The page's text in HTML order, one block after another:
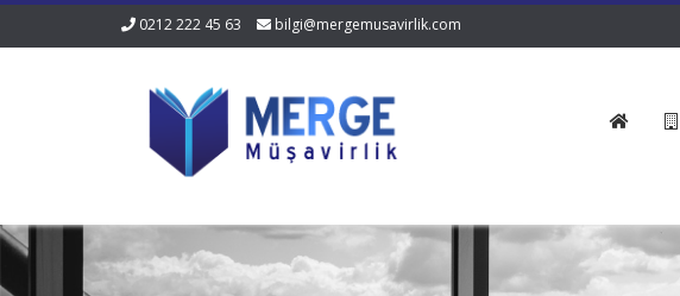
0212 222 45 63 bilgi@mergemusavirlik.com